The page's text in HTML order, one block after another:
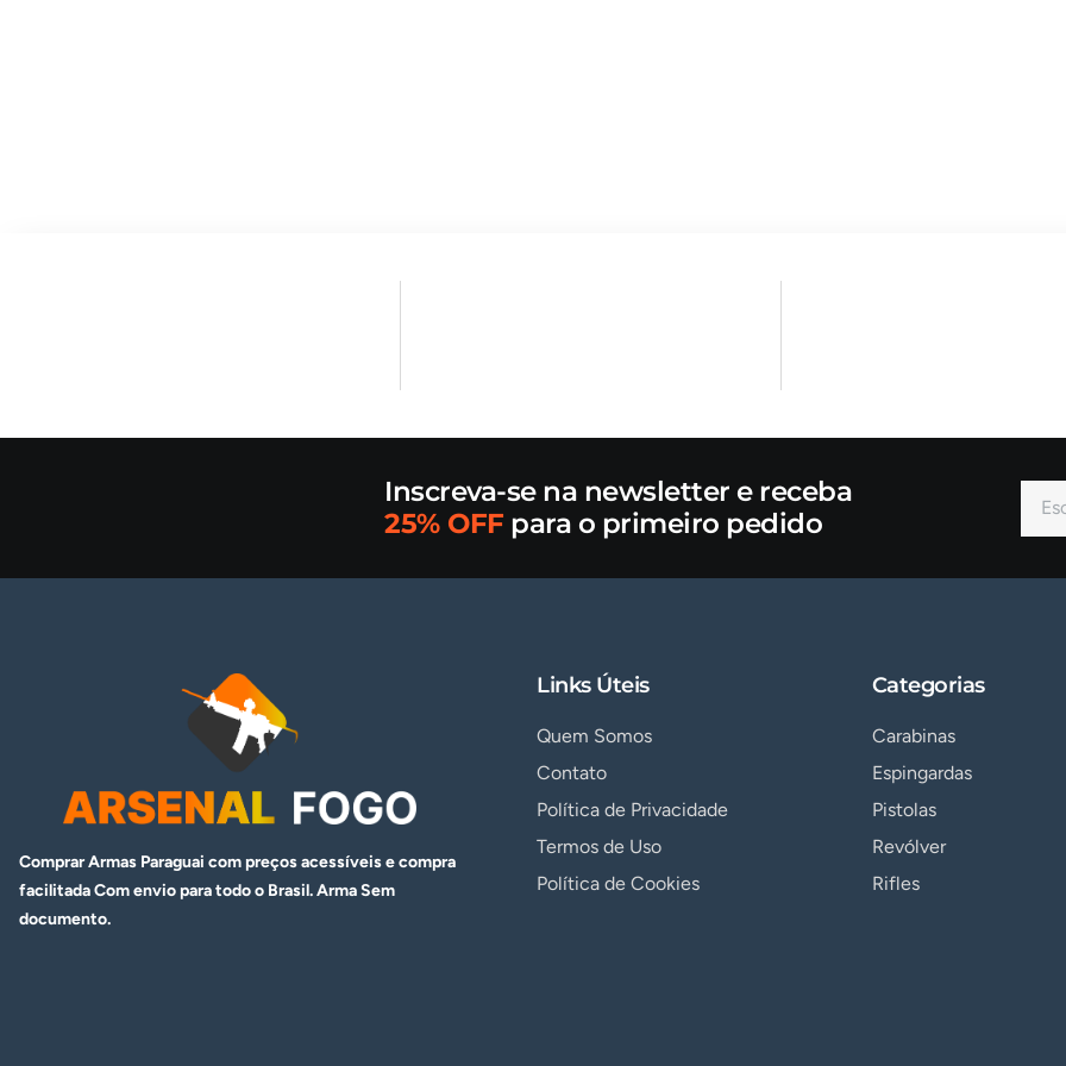
Inscreva-se na newsletter e receba
25% OFF para o primeiro pedido
Comprar Armas Paraguai com preços acessíveis e compra
facilitada Com envio para todo o Brasil. ArmaSem
documento.
Links Úteis
Quem Somos
Contato
Política de Privacidade
Termos de Uso
Política de Cookies
Categorias
Carabinas
Espingardas
Pistolas
Revólver
Rifles